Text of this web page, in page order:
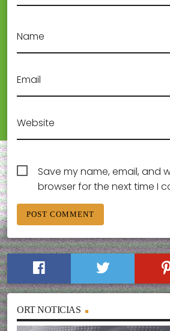
Name
Email
Website
Save my name, email, and
browser for the next time I
ORT NOTICIAS